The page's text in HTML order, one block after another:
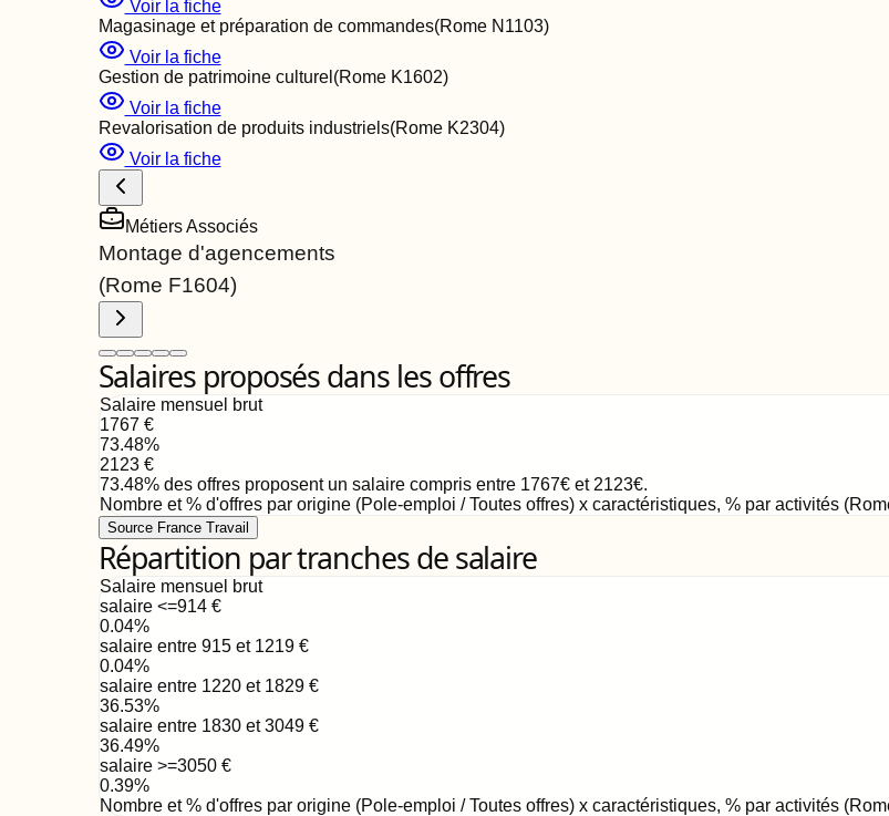
Voir la fiche
Magasinage et préparation de commandes(Rome N1103)
Voir la fiche
Gestion de patrimoine culturel (Rome K1602)
Voir la fiche
Revalorisation de produits industriels(Rome K2304)
Voir la fiche
Métiers Associés
Montage d'agencements
(Rome F1604)
Salaires proposés dans les offres
Salaire mensuel brut
1767 €
73.48%
2123€
73.48% des offres proposent un salaire compris entre 1767€et 2123€.
Nombre et % d'offres par origine (Pole-emploi / Toutes offres) x caractéristiques, % par activités
Source France Travail
Répartition par tranches de salaire
Salaire mensuel brut
salaire <=914€
0.04%
salaire entre 915 et 1219€
0.04%
salaire entre 1220 et 1829€
36.53%
salaire entre 1830 et 3049€
36.49%
salaire >=3050€
0.39%
Nombre et % d'offres par origine (Pole-emploi / Toutes offres) x caractéristiques, % par activités